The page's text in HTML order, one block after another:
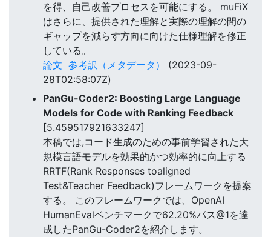
を得、自己改善プロセスを可能にする。 muFiX
はさらに、提供された理解と実際の理解の間の
ギャップを減らす方向に向けた仕様理解を修正
している。
論文 参考訳（メタデータ）
(2023-09-
28T02:58:07Z)
PanGu-Coder2: Boosting Large Language
Models for Code with Ranking Feedback
[5.459517921633247]
本稿では,コード生成のための事前学習された大
規模言語モデルを効果的かつ効率的に向上する
RRTF(Rank Responses toaligned
Test&Teacher Feedback)フレームワークを提案
する。 このフレームワークでは、OpenAI
HumanEvalベンチマークで62.20%パス@1を達
成したPanGu-Coder2を紹介します。